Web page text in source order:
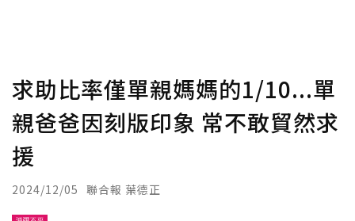
求助比率僅單親媽媽的1/10...單
親爸爸因刻版印象 常不敢貿然求
援
2024/12/05 聯合報 葉德正